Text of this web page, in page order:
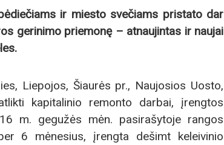
ir miesto svečiams pristato dar
gerinimo priemonę – atnaujintas ir naujai
Liepojos, Šiaurės pr., Naujosios Uosto,
kapitalinio remonto darbai, įrengtos
m. gegužės mėn. pasirašytoje rangos
6 mėnesius, įrengta dešimt keleivinio